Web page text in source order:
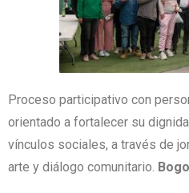
Proceso participativo con
orientado a fortalecer su
vínculos sociales, a través de
arte y diálogo comunitario.